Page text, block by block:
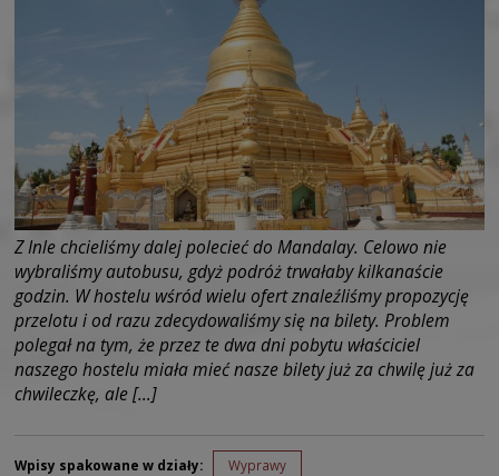
Z Inle chcieliśmy dalej polecieć do Mandalay. Celowo nie
wybraliśmy autobusu, gdyż podróż trwałaby kilkanaście
godzin. W hostelu wśród wielu ofert znaleźliśmy propozycję
przelotu i od razu zdecydowaliśmy się na bilety. Problem
polegał na tym, że przez te dwa dni pobytu właściciel
naszego hostelu miała mieć nasze bilety już za chwilę już za
chwileczkę, ale […]
Wpisy spakowane w działy: Wyprawy